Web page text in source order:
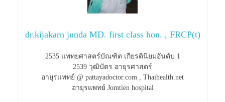
dr.kijakarn junda MD. first class hon. , FRCP(t)
2535 แพทยศาสตร์บัณฑิต เกียรตินิยมอันดับ 1
2539 วุฒิบัตร อายุรศาสตร์
อายุรแพทย์ @ pattayadoctor.com , Thaihealth.net
อายุรแพทย์ Jomtien hospital